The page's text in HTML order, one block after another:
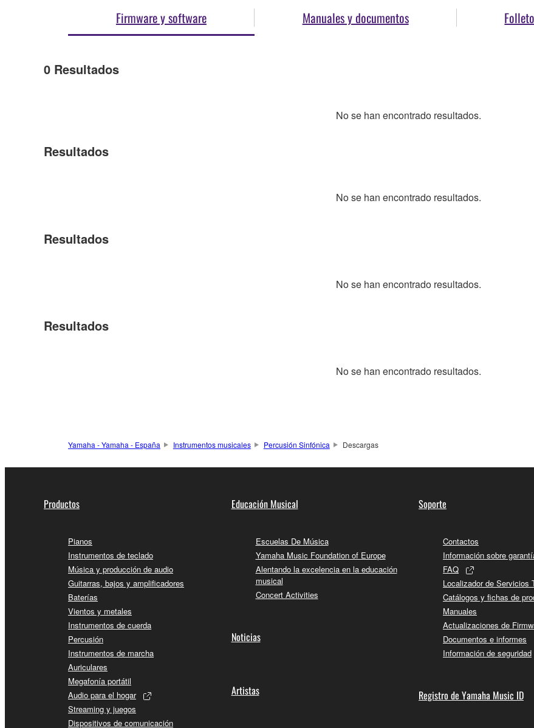
Firmware y software Manuales y documentos
0 Resultados
No se han encontrado resultados.
Resultados
No se han encontrado resultados.
Resultados
No se han encontrado resultados.
Resultados
No se han encontrado resultados.
Yamaha - Yamaha - España Instrumentos musicales Percusión Sinfónica Descargas
Productos
Pianos
Instrumentos de teclado
Música y producción de audio
Guitarras, bajos y amplificadores
Baterías
Vientos y metales
Instrumentos de cuerda
Percusión
Instrumentos de marcha
Auriculares
Megafonía portátil
Audio para el hogar
Streaming y juegos
Dispositivos de comunicación
Educación Musical
Escuelas De Música
Yamaha Music Foundation of Europe
Alentando la excelencia en la educación
musical
Concert Activities
Noticias
Artistas
Soporte
Contactos
Información sobre
FAQ
Localizador de Servicios
Catálogos y fichas de
Manuales
Actualizaciones de
Documentos e informes
Información de seguridad
Registro de Yamaha Music ID